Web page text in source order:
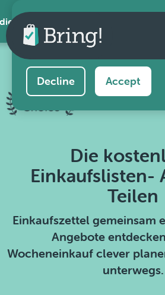
AppThis website uses cookies to
best experience on our website.
Decline Accept
Die
Einkaufslisten-
Teilen
Einkaufszettel gemeinsam
Angebote
Wocheneinkauf clever
unterwegs.